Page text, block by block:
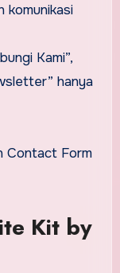
komunikasi
Kami”,
hanya
Contact Form
Kit by